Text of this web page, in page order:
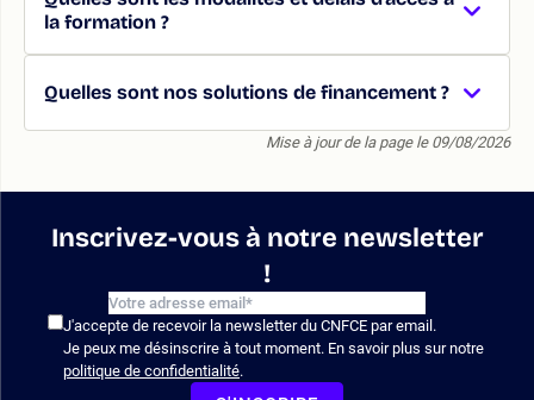
la formation ?
Quelles sont nos solutions de financement ?
Mise à jour de la page le 09/08/2026
Inscrivez-vous à notre newsletter
!
J'accepte de recevoir la newsletter du CNFCE par email.
Je peux me désinscrire à tout moment. En savoir plus sur notre
politique de confidentialité.